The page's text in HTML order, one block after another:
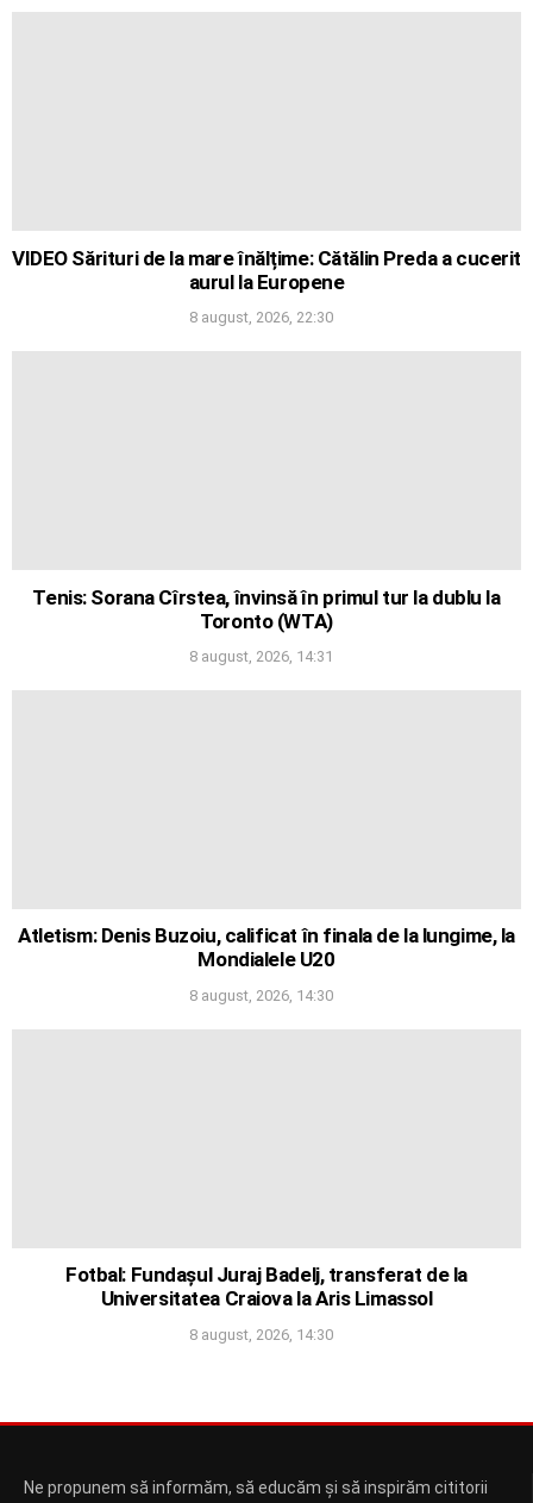
VIDEO Sărituri de la mare înălțime: Cătălin Preda a cucerit
aurul la Europene
8 august, 2026, 22:30
Tenis: Sorana Cîrstea, învinsă în primul tur la dublu la
Toronto (WTA)
8 august, 2026, 14:31
Atletism: Denis Buzoiu, calificat în finala de la lungime, la
Mondialele U20
8 august, 2026, 14:30
Fotbal: Fundașul Juraj Badelj, transferat de la
Universitatea Craiova la Aris Limassol
8 august, 2026, 14:30
Ne propunem să informăm, să educăm și să inspirăm cititorii